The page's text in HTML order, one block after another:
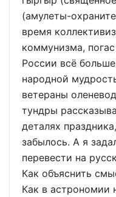
(амулеты-
время
коммунизма,
России всё
народной
ветераны
тундры
деталях
забылось. А я
перевести на
Как объяснить
Как в астрономии